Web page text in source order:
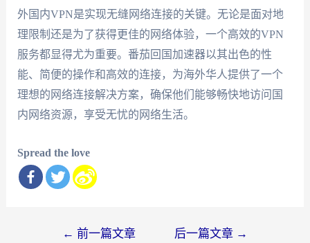
外国内VPN是实现无缝网络连接的关键。无论是面对地
理限制还是为了获得更佳的网络体验，一个高效的VPN
服务都显得尤为重要。番茄回国加速器以其出色的性
能、简便的操作和高效的连接，为海外华人提供了一个
理想的网络连接解决方案，确保他们能够畅快地访问国
内网络资源，享受无忧的网络生活。
Spread the love
← 前一篇文章 后一篇文章 →